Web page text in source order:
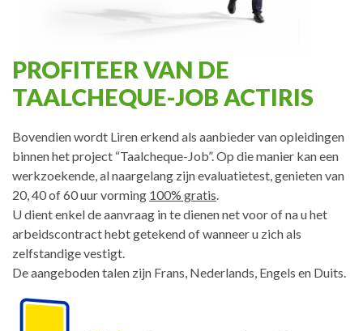
PROFITEER VAN DE
TAALCHEQUE-JOB ACTIRIS
Bovendien wordt Liren erkend als aanbieder van opleidingen
binnen het project “Taalcheque-Job”. Op die manier kan een
werkzoekende, al naargelang zijn evaluatietest, genieten van
20, 40 of 60 uur vorming 100% gratis.
U dient enkel de aanvraag in te dienen net voor of na u het
arbeidscontract hebt getekend of wanneer u zich als
zelfstandige vestigt.
De aangeboden talen zijn Frans, Nederlands, Engels en Duits.